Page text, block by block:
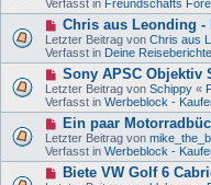
a
g
i
r
a
g
e
B
e
i
r
a
g
Verfasst in Freundschafts
N
e
u
e
B
e
i
r
a
g
Chris aus Leonding -
Letzter Beitrag von Chris aus
Verfasst in Deine Reiseberichte
N
e
u
e
B
e
i
Sony APSC Objektiv
Letzter Beitrag von Schippy «
Verfasst in Werbeblock -
N
e
u
e
Ein paar
Letzter Beitrag von
Verfasst in Werbeblock -
N
e
Biete VW Golf 6